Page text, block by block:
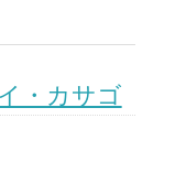
・カサゴ